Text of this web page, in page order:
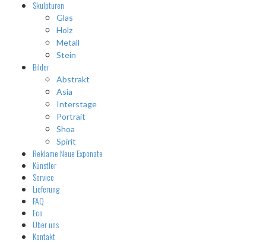
Skulpturen
Glas
Holz
Metall
Stein
Bilder
Abstrakt
Asia
Interstage
Portrait
Shoa
Spirit
Reklame Neue Exponate
Künstler
Service
Lieferung
FAQ
Eco
Über uns
Kontakt